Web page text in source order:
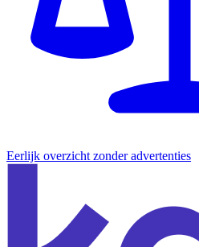
Eerlijk overzicht zonder advertenties